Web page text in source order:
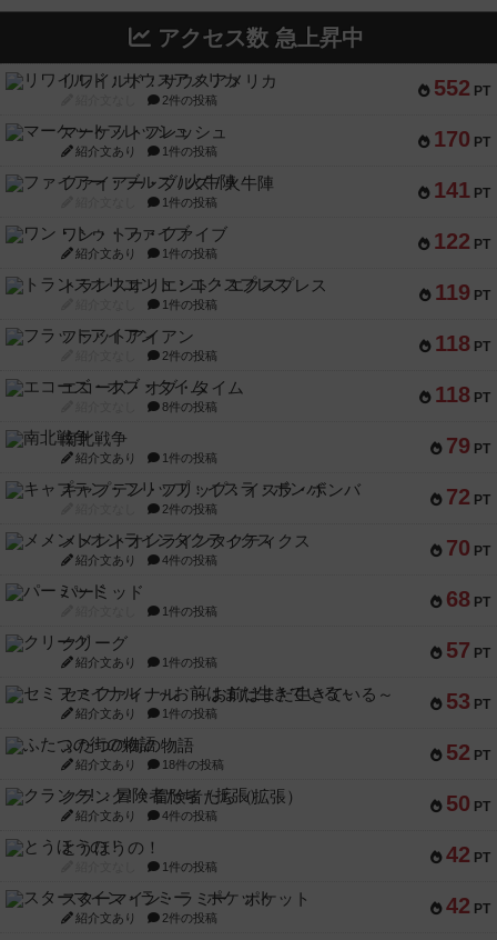
アクセス数 急上昇中
552 PT
リワイルド：サウスアメリカ
2件の投稿
170 PT
マーケットフレッシュ
紹介文あり 1件の投稿
141 PT
ファイアー・ブルズ / 火牛陣
1件の投稿
122 PT
ワン・トゥ・ファイブ
紹介文あり 1件の投稿
119 PT
トランスオリエント・エクスプレス
1件の投稿
118 PT
フラットアイアン
2件の投稿
118 PT
エコーズ・オブ・タイム
8件の投稿
79 PT
南北戦争
紹介文あり 1件の投稿
72 PT
キャプテン・フリップ：イスラ・ボンバ
2件の投稿
70 PT
メメントオンラインタクティクス
紹介文あり 4件の投稿
68 PT
パーミッド
1件の投稿
57 PT
クリーグ
紹介文あり 1件の投稿
53 PT
セミファイナル ～お前はまだ生きている～
紹介文あり 1件の投稿
52 PT
ふたつの街の物語
紹介文あり 18件の投稿
50 PT
クランク! ：冒険者たち（拡張）
紹介文あり 4件の投稿
42 PT
とうほうの！
1件の投稿
42 PT
スターマイン・ラミー ポケット
紹介文あり 2件の投稿